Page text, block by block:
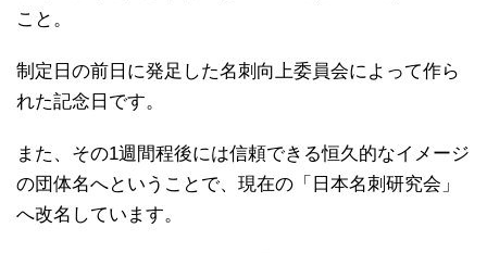
こと。
制定日の前日に発足した名刺向上委員会によって作ら
れた記念日です。
また、その1週間程後には信頼できる恒久的なイメージ
の団体名へということで、現在の「日本名刺研究会」
へ改名しています。